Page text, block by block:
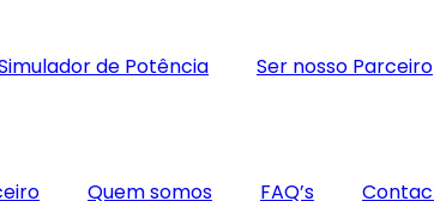
de Potência Ser nosso Parceiro
Quem somos FAQ’s